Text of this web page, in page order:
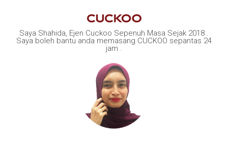
Saya Shahida, Ejen Cuckoo Sepenuh Masa Sejak 2018 .
Saya boleh bantu anda memasang CUCKOO sepantas 24
jam .